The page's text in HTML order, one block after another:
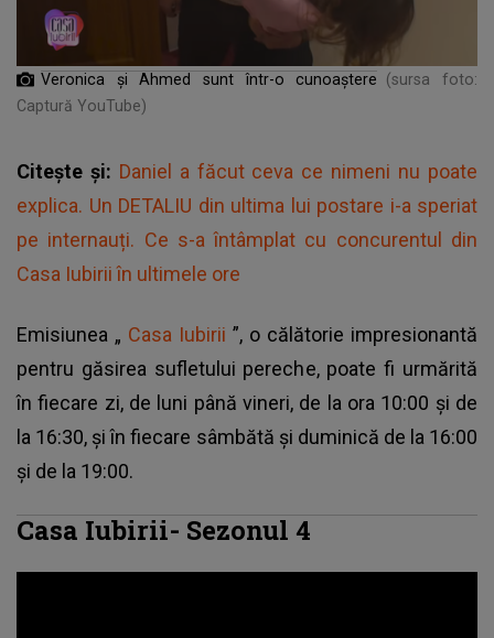
Veronica și Ahmed sunt într-o cunoaștere
(sursa foto:
Captură YouTube)
Citește și: Daniel a făcut ceva ce nimeni nu poate
explica. Un DETALIU din ultima lui postare i-a speriat
pe internauți. Ce s-a întâmplat cu concurentul din
Casa Iubirii în ultimele ore
Emisiunea „ Casa Iubirii ”, o călătorie impresionantă
pentru găsirea sufletului pereche, poate fi urmărită
în fiecare zi, de luni până vineri, de la ora 10:00 și de
la 16:30, și în fiecare sâmbătă și duminică de la 16:00
și de la 19:00.
Casa Iubirii- Sezonul 4